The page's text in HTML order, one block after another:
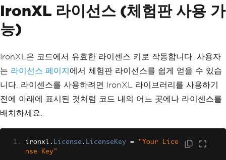
IronXL 라이선스 (체험판 사용 가
능)
IronXL은 코드에서 유효한 라이센스 키로 작동합니다. 사용자
는 라이선스 페이지 에서 체험판 라이선스를 쉽게 얻을 수 있습
니다. 라이센스를 사용하려면 IronXL 라이브러리를 사용하기
전에 아래에 표시된 것처럼 코드 내의 어느 곳에나 라이센스를
배치하세요.
ironxl . License . LicenseKey =
"Your Lice
nse Key"